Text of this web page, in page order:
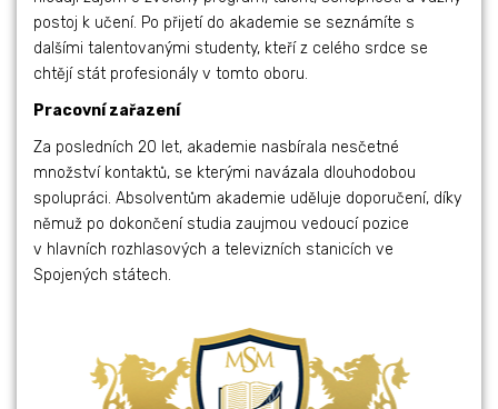
postoj k učení. Po přijetí do akademie se seznámíte s
dalšími talentovanými studenty, kteří z celého srdce se
chtějí stát profesionály v tomto oboru.
Pracovní zařazení
Za posledních 20 let, akademie nasbírala nesčetné
množství kontaktů, se kterými navázala dlouhodobou
spolupráci. Absolventům akademie uděluje doporučení, díky
němuž po dokončení studia zaujmou vedoucí pozice
v hlavních rozhlasových a televizních stanicích ve
Spojených státech.